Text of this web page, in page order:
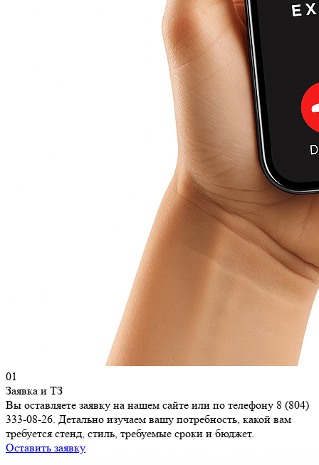
01
Заявка и ТЗ
Вы оставляете заявку на нашем сайте или по телефону 8 (804)
333-08-26. Детально изучаем вашу потребность, какой вам
требуется стенд, стиль, требуемые сроки и бюджет.
Оставить заявку